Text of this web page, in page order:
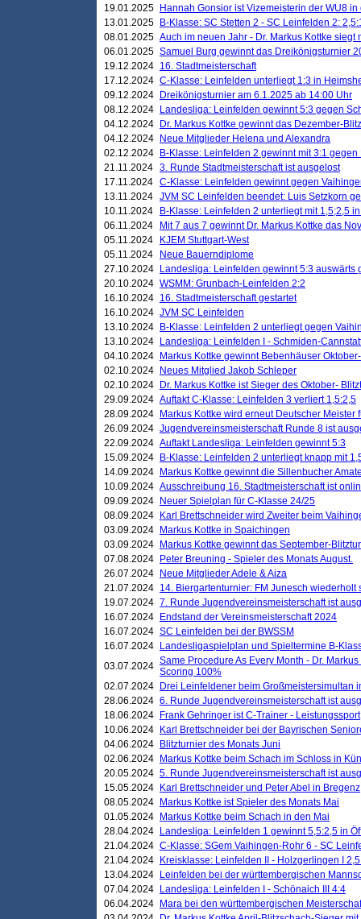
19.01.2025
Hannah Gonsior ist Vizemeisterin der WU8 in
13.01.2025
B-Klasse: SC Stetten 2 - SC Leinfelden 2:
08.01.2025 Auch im neuen Jahr - Dr. Markus Kottke
06.01.2025 Samuel Burg gewinnt das Dreikönigsturnier
19.12.2024 16. Stadtmeisterschaft
17.12.2024 C-Klasse: Leinfelden unterliegt 1:3 in
09.12.2024
Dreikönigsturnier am 6.1.2025 ab 14:00 Uhr
08.12.2024
Landesliga: Leinfelden gewinnt 5:3 gegen
04.12.2024
Dr. Markus Kottke gewinnt das Dezember-
04.12.2024
Neue Mitglieder Helena und Alexandra
02.12.2024
B-Klasse: Leinfelden 2 gewinnt mit 3:1
21.11.2024 3. Runde Stadtmeisterschaft ist ausgelost
17.11.2024 C-Klasse: Leinfelden gewinnt gegen
13.11.2024 JVM SC Leinfelden beendet: Luis Setzkorn
10.11.2024
B-Klasse: Leinfelden 2 unterliegt mit 1,5;2,5
06.11.2024
Mit 7 aus 7 gewinnt Dr. Markus Kottke das
05.11.2024
KJEM Stuttgart-West
05.11.2024
Neue Bauerndiplome
27.10.2024
Landesliga: Leinfelden gewinnt 5:3 auswärts
20.10.2024 WSMM: Grunbach-Leinfelden 2:2
16.10.2024 16. Stadtmeisterschaft gestartet
16.10.2024 JVM SC Leinfelden
13.10.2024
B-Klasse: Leinfelden 2 unterliegt gegen
13.10.2024
Landesliga: Leinfelden I - Schmiden-
04.10.2024
Markus Kottke gewinnt Bebenhäuser
02.10.2024
Neues Mitglied Jakob Schleper
02.10.2024
Dr. Markus Kottke ist Sieger des Oktober-
29.09.2024 Auftakt C-Klasse: Leinfelden 3 verliert 1,5:2,5
28.09.2024
Markus Kottke wird erneut Deutscher Meister
26.09.2024 Jugendvereinsmeisterschaft Runde 8 ist
22.09.2024 Auftakt Landesliga: Leinfelden gewinnt 5:3
15.09.2024
B-Klasse: Leinfelden 2 unterliegt knapp mit
14.09.2024
Markus Kottke gewinnt die Sillenbucher
10.09.2024 Ausschreibung 16. Stadtmeisterschaft ist
09.09.2024
Neuer Spielplan für C-Klasse 24/25
08.09.2024
Karl Brettschneider wird Zweiter beim
03.09.2024
Markus Kottke in Spaichingen
03.09.2024
Markus Kottke gewinnt das September-
07.08.2024
Peter Breuning - Spieler des Monats August.
26.07.2024
Neue Mitglieder Adele & Aiza
21.07.2024 14. Biergartenturnier: FM Junesch wiederholt
19.07.2024 7. Runde Jugendvereinsmeisterschaft ist
16.07.2024
Endstand der Vereinsmeisterschaft 2024
16.07.2024 SC Leinfelden bei der BWSSM
16.07.2024
Landesligaspielplan und Spieltermine B-
03.07.2024 Same Procedure As Every Month - Dr.
Scoring 100%
02.07.2024
Drei Leinfeldener beim Großmeistersimultan
28.06.2024 6. Runde Jugendvereinsmeisterschaft ist
18.06.2024
Frank Gehringer ist C-Trainer - Leistungssport
10.06.2024
Karl Brettschneider bei der Bayrischen
04.06.2024
Blitzturnier des Monats Juni
02.06.2024
Markus Kottke beim Schach im Schloss in
20.05.2024 5. Runde Jugendvereinsmeisterschaft ist
15.05.2024
Karl Brettschneider und Peter Abel in Bregenz
08.05.2024
Markus Kottke ist Spieler des Monats Mai
01.05.2024
Markus Kottke beim Schach in den Mai
28.04.2024
Landesliga: Leinfelden 1 gewinnt 5,5:2,5 in
21.04.2024 C-Klasse: SGem Vaihingen-Rohr 6 - SC
21.04.2024
Kreisklasse: Leinfelden II - Holzgerlingen I
13.04.2024
Leinfelden bei der württembergischen
07.04.2024
Landesliga: Leinfelden I - Schönaich III 4:4
06.04.2024
Mara bei den württembergischen